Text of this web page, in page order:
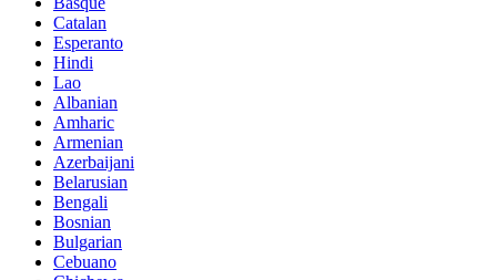
Catalan
Esperanto
Hindi
Lao
Albanian
Amharic
Armenian
Azerbaijani
Belarusian
Bengali
Bosnian
Bulgarian
Cebuano